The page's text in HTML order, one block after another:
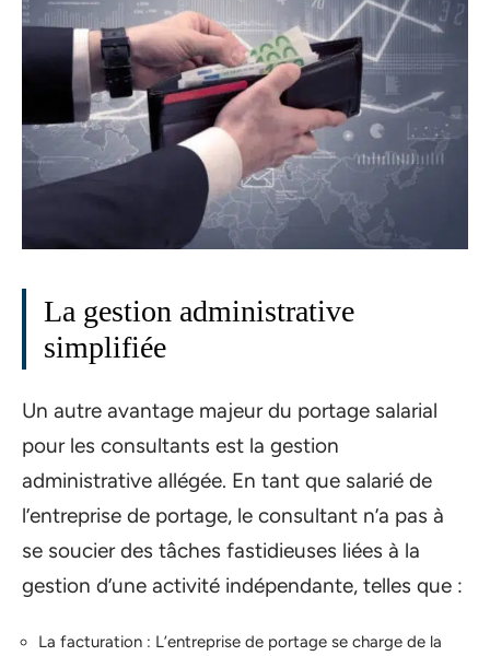
La gestion administrative
simplifiée
Un autre avantage majeur du portage salarial
pour les consultants est la gestion
administrative allégée. En tant que salarié de
l’entreprise de portage, le consultant n’a pas à
se soucier des tâches fastidieuses liées à la
gestion d’une activité indépendante, telles que :
La facturation : L’entreprise de portage se charge de la